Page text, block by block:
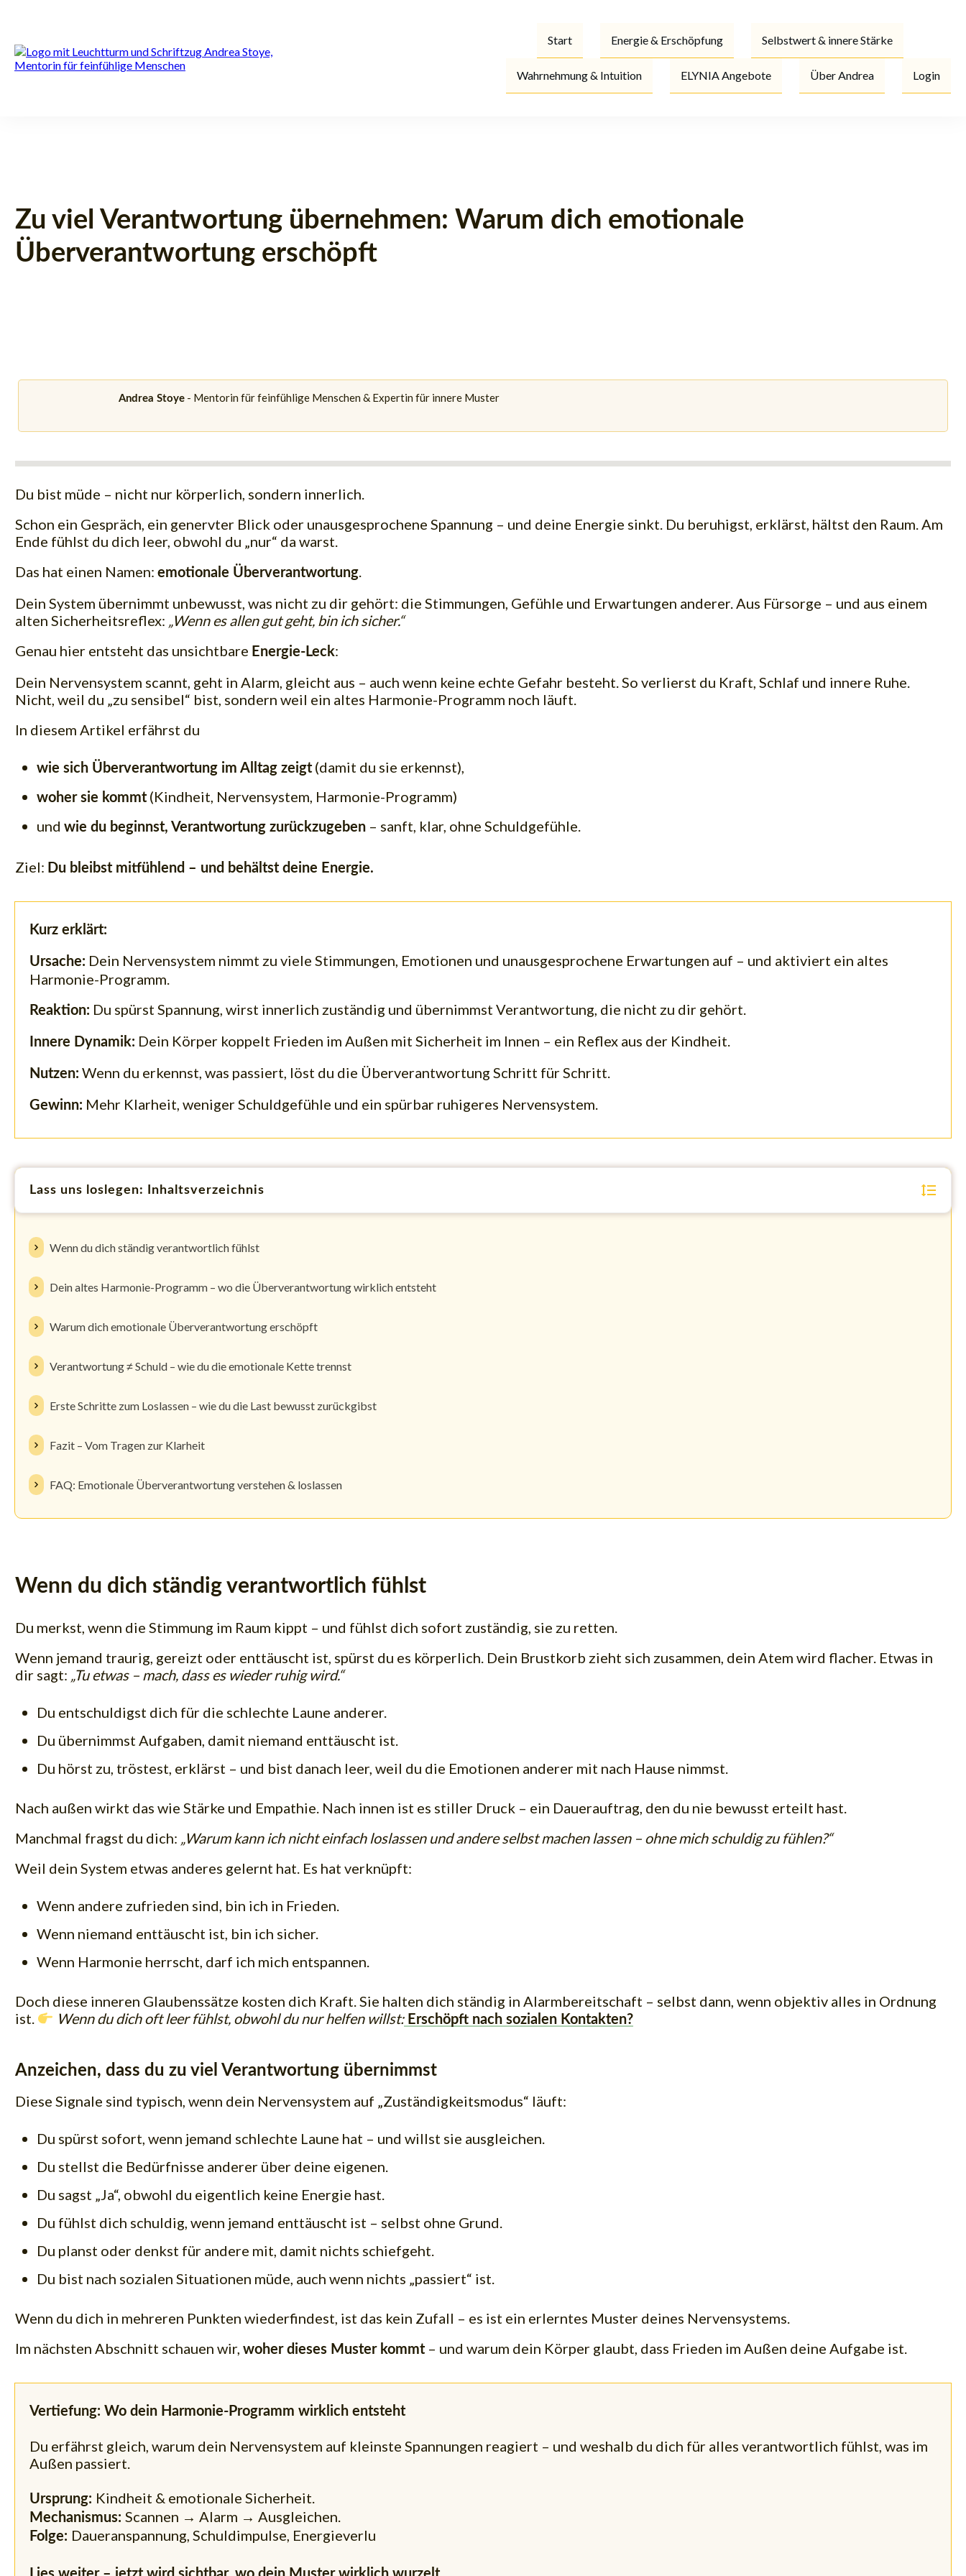
Start Energie & Erschöpfung Selbstwert & innere Stärke
Wahrnehmung & Intuition ELYNIA Angebote Über Andrea Login
Zu viel Verantwortung übernehmen: Warum dich emotionale
Überverantwortung erschöpft
Andrea Stoye- Mentorin für feinfühlige Menschen & Expertin für innere Muster
Du bist müde – nicht nur körperlich, sondern innerlich.
Schon ein Gespräch, ein genervter Blick oder unausgesprochene Spannung – und deine Energie sinkt. Du beruhigst, erklärst, hältst den Raum. Am
Ende fühlst du dich leer, obwohl du „nur“ da warst.
Das hat einen Namen: emotionale Überverantwortung.
Dein System übernimmt unbewusst, was nicht zu dir gehört: die Stimmungen, Gefühle und Erwartungen anderer. Aus Fürsorge – und aus einem
alten Sicherheitsreflex: „Wenn es allen gut geht, bin ich sicher.“
Genau hier entsteht das unsichtbare Energie-Leck:
Dein Nervensystem scannt, geht in Alarm, gleicht aus – auch wenn keine echte Gefahr besteht. So verlierst du Kraft, Schlaf und innere Ruhe.
Nicht, weil du „zu sensibel“ bist, sondern weil ein altes Harmonie-Programm noch läuft.
In diesem Artikel erfährst du
wie sich Überverantwortung im Alltag zeigt (damit du sie erkennst),
woher sie kommt (Kindheit, Nervensystem, Harmonie-Programm)
und wie du beginnst, Verantwortung zurückzugeben – sanft, klar, ohne Schuldgefühle.
Ziel: Du bleibst mitfühlend – und behältst deine Energie.
Kurz erklärt:
Ursache: Dein Nervensystem nimmt zu viele Stimmungen, Emotionen und unausgesprochene Erwartungen auf – und aktiviert ein altes
Harmonie-Programm.
Reaktion: Du spürst Spannung, wirst innerlich zuständig und übernimmst Verantwortung, die nicht zu dir gehört.
Innere Dynamik: Dein Körper koppelt Frieden im Außen mit Sicherheit im Innen – ein Reflex aus der Kindheit.
Nutzen: Wenn du erkennst, was passiert, löst du die Überverantwortung Schritt für Schritt.
Gewinn: Mehr Klarheit, weniger Schuldgefühle und ein spürbar ruhigeres Nervensystem.
Lass uns loslegen: Inhaltsverzeichnis
Wenn du dich ständig verantwortlich fühlst
Dein altes Harmonie-Programm – wo die Überverantwortung wirklich entsteht
Warum dich emotionale Überverantwortung erschöpft
Verantwortung ≠ Schuld – wie du die emotionale Kette trennst
Erste Schritte zum Loslassen – wie du die Last bewusst zurückgibst
Fazit – Vom Tragen zur Klarheit
FAQ: Emotionale Überverantwortung verstehen & loslassen
Wenn du dich ständig verantwortlich fühlst
Du merkst, wenn die Stimmung im Raum kippt – und fühlst dich sofort zuständig, sie zu retten.
Wenn jemand traurig, gereizt oder enttäuscht ist, spürst du es körperlich. Dein Brustkorb zieht sich zusammen, dein Atem wird flacher. Etwas in
dir sagt: „Tu etwas – mach, dass es wieder ruhig wird.“
Du entschuldigst dich für die schlechte Laune anderer.
Du übernimmst Aufgaben, damit niemand enttäuscht ist.
Du hörst zu, tröstest, erklärst – und bist danach leer, weil du die Emotionen anderer mit nach Hause nimmst.
Nach außen wirkt das wie Stärke und Empathie. Nach innen ist es stiller Druck – ein Dauerauftrag, den du nie bewusst erteilt hast.
Manchmal fragst du dich: „Warum kann ich nicht einfach loslassen und andere selbst machen lassen – ohne mich schuldig zu fühlen?“
Weil dein System etwas anderes gelernt hat. Es hat verknüpft:
Wenn andere zufrieden sind, bin ich in Frieden.
Wenn niemand enttäuscht ist, bin ich sicher.
Wenn Harmonie herrscht, darf ich mich entspannen.
Doch diese inneren Glaubenssätze kosten dich Kraft. Sie halten dich ständig in Alarmbereitschaft – selbst dann, wenn objektiv alles in Ordnung
ist.
Wenn du dich oft leer fühlst, obwohl du nur helfen willst:Erschöpft nach sozialen Kontakten?
Anzeichen, dass du zu viel Verantwortung übernimmst
Diese Signale sind typisch, wenn dein Nervensystem auf „Zuständigkeitsmodus“ läuft:
Du spürst sofort, wenn jemand schlechte Laune hat – und willst sie ausgleichen.
Du stellst die Bedürfnisse anderer über deine eigenen.
Du sagst „Ja“, obwohl du eigentlich keine Energie hast.
Du fühlst dich schuldig, wenn jemand enttäuscht ist – selbst ohne Grund.
Du planst oder denkst für andere mit, damit nichts schiefgeht.
Du bist nach sozialen Situationen müde, auch wenn nichts „passiert“ ist.
Wenn du dich in mehreren Punkten wiederfindest, ist das kein Zufall – es ist ein erlerntes Muster deines Nervensystems.
Im nächsten Abschnitt schauen wir, woher dieses Muster kommt – und warum dein Körper glaubt, dass Frieden im Außen deine Aufgabe ist.
Vertiefung: Wo dein Harmonie-Programm wirklich entsteht
Du erfährst gleich, warum dein Nervensystem auf kleinste Spannungen reagiert – und weshalb du dich für alles verantwortlich fühlst, was im
Außen passiert.
Ursprung: Kindheit & emotionale Sicherheit.
Mechanismus: Scannen → Alarm → Ausgleichen.
Folge: Daueranspannung, Schuldimpulse, Energieverlu